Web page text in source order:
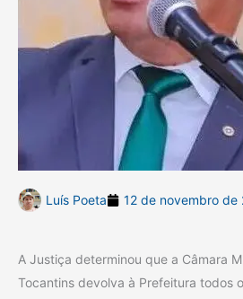
Luís Poeta 12 de novembro de
A Justiça determinou que a Câmara
Tocantins devolva à Prefeitura todos